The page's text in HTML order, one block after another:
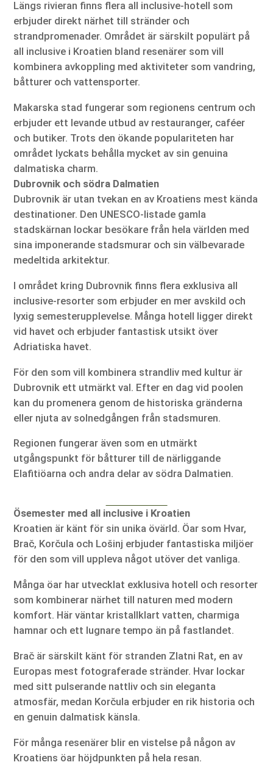
Längs rivieran finns flera all inclusive-hotell som
erbjuder direkt närhet till stränder och
strandpromenader. Området är särskilt populärt på
all inclusive i Kroatien bland resenärer som vill
kombinera avkoppling med aktiviteter som vandring,
båtturer och vattensporter.
Makarska stad fungerar som regionens centrum och
erbjuder ett levande utbud av restauranger, caféer
och butiker. Trots den ökande populariteten har
området lyckats behålla mycket av sin genuina
dalmatiska charm.
Dubrovnik och södra Dalmatien
Dubrovnik är utan tvekan en av Kroatiens mest kända
destinationer. Den UNESCO-listade gamla
stadskärnan lockar besökare från hela världen med
sina imponerande stadsmurar och sin välbevarade
medeltida arkitektur.
I området kring Dubrovnik finns flera exklusiva all
inclusive-resorter som erbjuder en mer avskild och
lyxig semesterupplevelse. Många hotell ligger direkt
vid havet och erbjuder fantastisk utsikt över
Adriatiska havet.
För den som vill kombinera strandliv med kultur är
Dubrovnik ett utmärkt val. Efter en dag vid poolen
kan du promenera genom de historiska gränderna
eller njuta av solnedgången från stadsmuren.
Regionen fungerar även som en utmärkt
utgångspunkt för båtturer till de närliggande
Elafitiöarna och andra delar av södra Dalmatien.
Ösemester med all inclusive i Kroatien
Kroatien är känt för sin unika övärld. Öar som Hvar,
Brač, Korčula och Lošinj erbjuder fantastiska miljöer
för den som vill uppleva något utöver det vanliga.
Många öar har utvecklat exklusiva hotell och resorter
som kombinerar närhet till naturen med modern
komfort. Här väntar kristallklart vatten, charmiga
hamnar och ett lugnare tempo än på fastlandet.
Brač är särskilt känt för stranden Zlatni Rat, en av
Europas mest fotograferade stränder. Hvar lockar
med sitt pulserande nattliv och sin eleganta
atmosfär, medan Korčula erbjuder en rik historia och
en genuin dalmatisk känsla.
För många resenärer blir en vistelse på någon av
Kroatiens öar höjdpunkten på hela resan.